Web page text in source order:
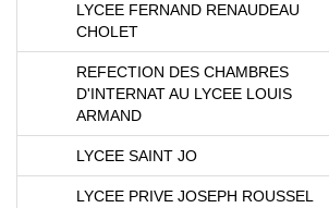
LYCEE FERNAND RENAUDEAU
CHOLET
REFECTION DES CHAMBRES
D'INTERNAT AU LYCEE LOUIS
ARMAND
LYCEE SAINT JO
LYCEE PRIVE JOSEPH ROUSSEL